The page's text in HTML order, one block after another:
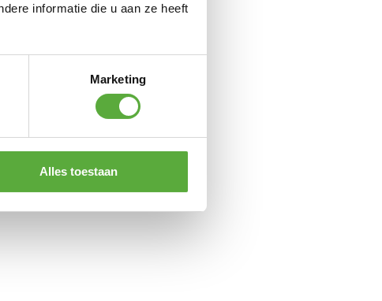
informatie die u aan ze heeft
Marketing
Alles toestaan